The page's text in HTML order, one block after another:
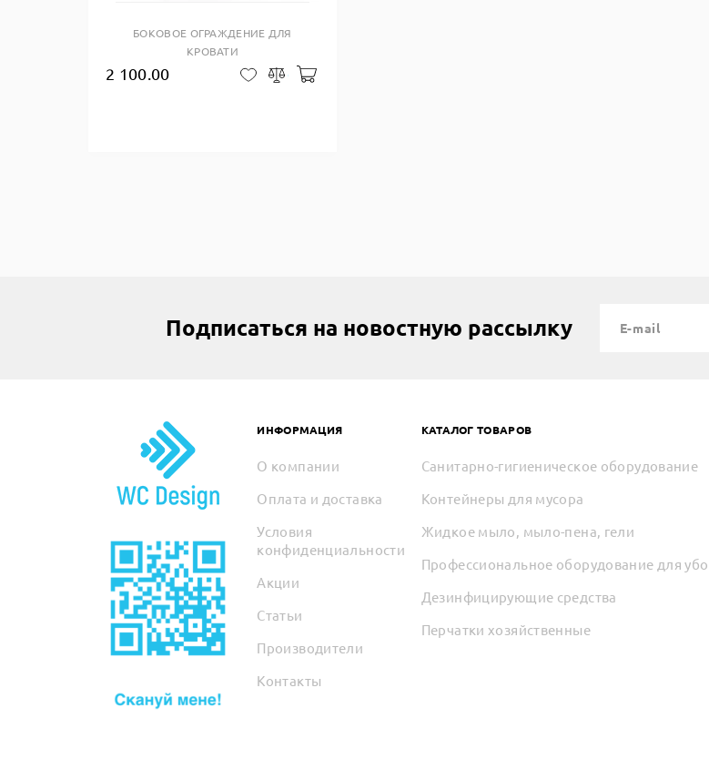
БОКОВОЕ ОГРАЖДЕНИЕ ДЛЯ
КРОВАТИ
2 100.00 В закладки
Сравнить
Подписаться на новостную рассылку
ИНФОРМАЦИЯ
О компании
Оплата и доставка
Условия
конфиденциальности
Акции
Статьи
Производители
Контакты
КАТАЛОГ ТОВАРОВ
Санитарно-гигиеническое оборудование
Контейнеры для мусора
Жидкое мыло, мыло-пена, гели
Профессиональное оборудование для
Дезинфицирующие средства
Перчатки хозяйственные